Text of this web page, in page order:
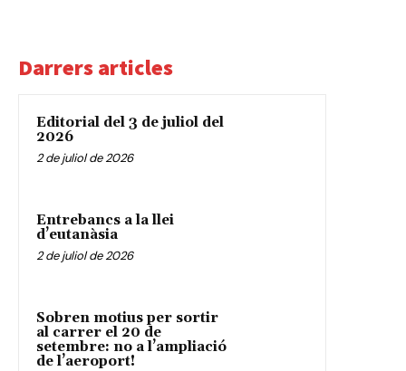
Darrers articles
Editorial del 3 de juliol del
2026
2 de juliol de 2026
Entrebancs a la llei
d’eutanàsia
2 de juliol de 2026
Sobren motius per sortir
al carrer el 20 de
setembre: no a l’ampliació
de l’aeroport!